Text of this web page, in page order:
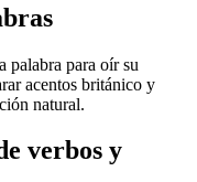
palabra para oír su
acentos británico y
natural.
verbos y